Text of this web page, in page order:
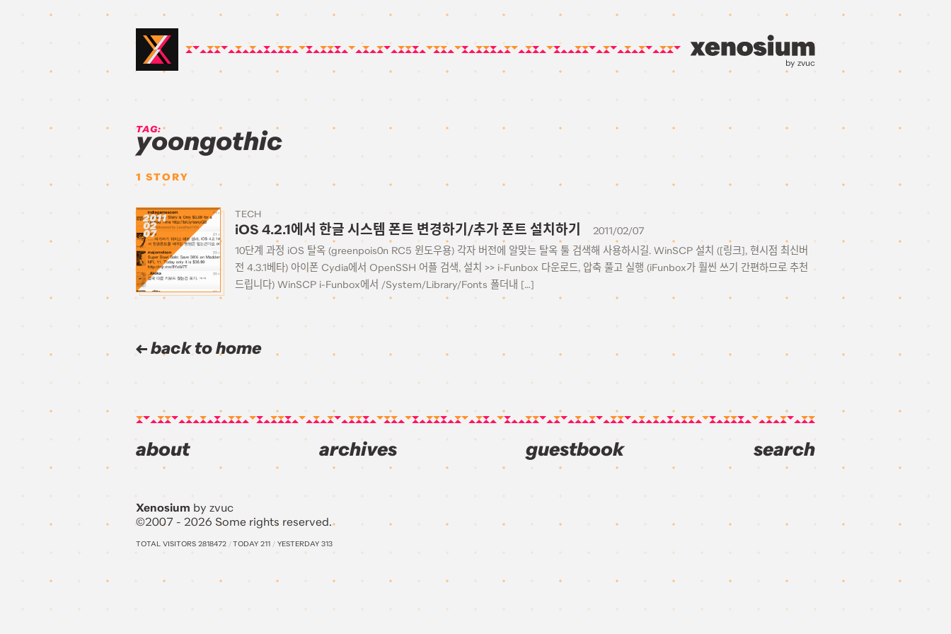
by zvuc
TAG:
yoongothic
1 STORY
2011
02
07
TECH
iOS 4.2.1에서 한글 시스템 폰트 변경하기/추가 폰트 설치하기
2011/02/07
10단계 과정 iOS 탈옥 (greenpois0n RC5 윈도우용) 각자 버전에 알맞는 탈옥 툴 검색해 사용하시길. WinSCP 설치 ([링크], 현시점 최신버
전 4.3.1베타) 아이폰 Cydia에서 OpenSSH 어플 검색, 설치 >> i-Funbox 다운로드, 압축 풀고 실행 (iFunbox가 훨씬 쓰기 간편하므로 추천
드립니다) WinSCP i-Funbox에서 /System/Library/Fonts 폴더내 […]
back to home
about archives guestbook search
Xenosium by zvuc
©2007 - 2026 Some rights reserved.
TOTAL VISITORS 2818472 /TODAY 211 / YESTERDAY 313